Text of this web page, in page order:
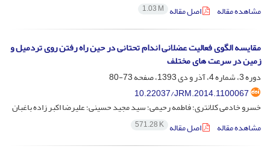
مشاهده مقاله
اصل مقاله 1.03 M
مقایسه الگوی فعالیت عضلانی اندام تحتانی در حین راه رفتن روی تردمیل و
زمین در سرعت های مختلف
دوره 3، شماره 4، آذر و دی 1393، صفحه
73-80
10.22037/JRM.2014.1100067
خسرو خادمی کلانتری؛ فاطمه رحیمی؛ سید مجید حسینی؛ علیرضا اکبر زاده باغبان
مشاهده مقاله
اصل مقاله 571.28 K